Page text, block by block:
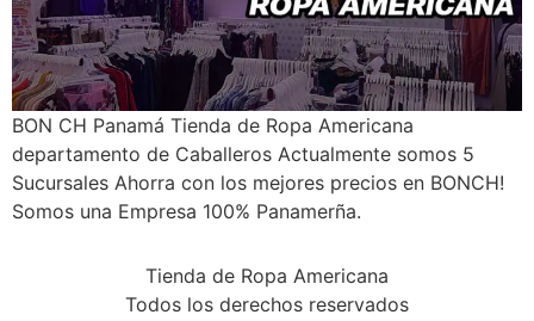
BON CH Panamá Tienda de Ropa Americana
departamento de Caballeros Actualmente somos 5
Sucursales Ahorra con los mejores precios en BONCH!
Somos una Empresa 100% Panamerña.
Tienda de Ropa Americana
Todos los derechos reservados